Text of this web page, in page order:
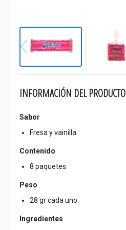
INFORMACIÓN DEL PRODUCTO
Sabor
Fresa y vainilla.
Contenido
8 paquetes.
Peso
28 gr cada uno.
Ingredientes